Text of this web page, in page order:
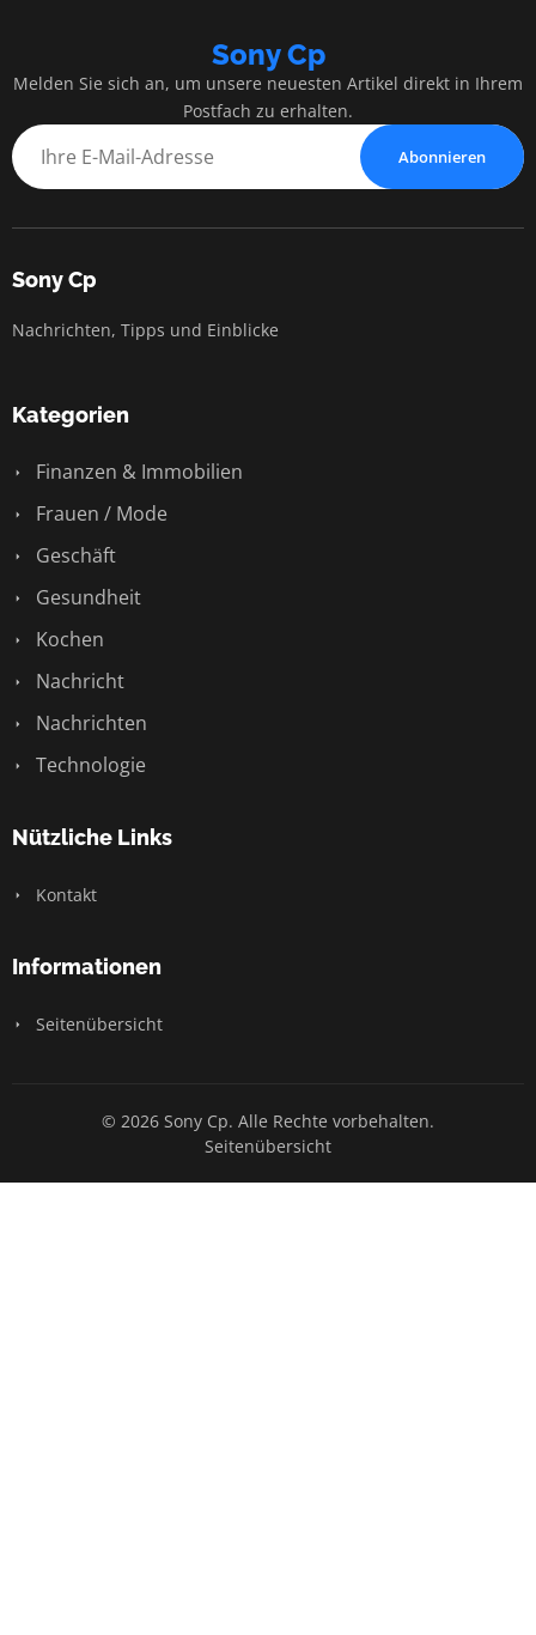
Sony Cp
Melden Sie sich an, um unsere neuesten Artikel direkt in Ihrem
Postfach zu erhalten.
Abonnieren
Sony Cp
Nachrichten, Tipps und Einblicke
Kategorien
Finanzen & Immobilien
Frauen / Mode
Geschäft
Gesundheit
Kochen
Nachricht
Nachrichten
Technologie
Nützliche Links
Kontakt
Informationen
Seitenübersicht
© 2026 Sony Cp. Alle Rechte vorbehalten.
Seitenübersicht